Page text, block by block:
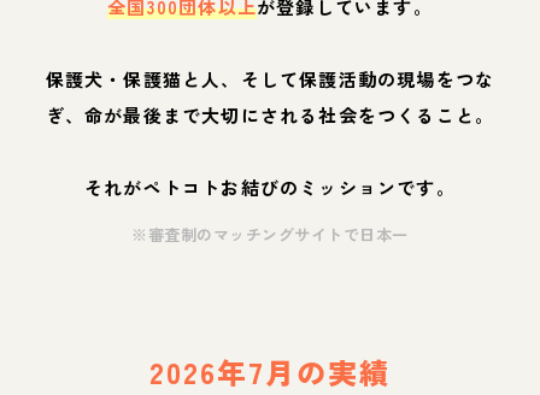
全国300団体以上が登録しています。
保護犬・保護猫と人、そして保護活動の現場をつな
ぎ、命が最後まで大切にされる社会をつくること。
それがペトコトお結びのミッションです。
※審査制のマッチングサイトで日本一
2026年7月の実績